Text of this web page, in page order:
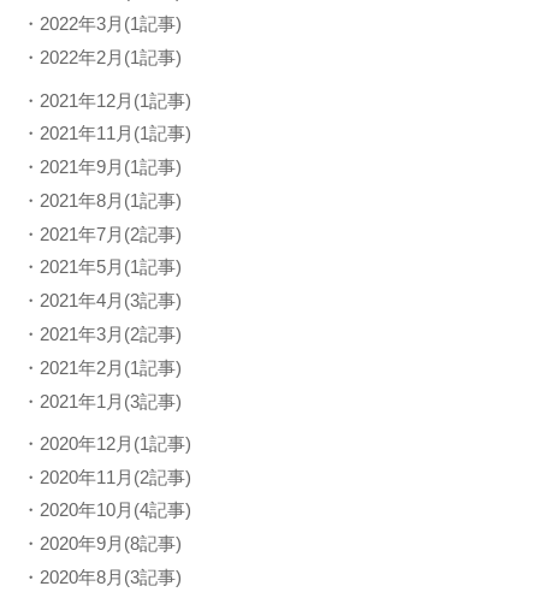
・2022年3月(1記事)
・2022年2月(1記事)
・2021年12月(1記事)
・2021年11月(1記事)
・2021年9月(1記事)
・2021年8月(1記事)
・2021年7月(2記事)
・2021年5月(1記事)
・2021年4月(3記事)
・2021年3月(2記事)
・2021年2月(1記事)
・2021年1月(3記事)
・2020年12月(1記事)
・2020年11月(2記事)
・2020年10月(4記事)
・2020年9月(8記事)
・2020年8月(3記事)